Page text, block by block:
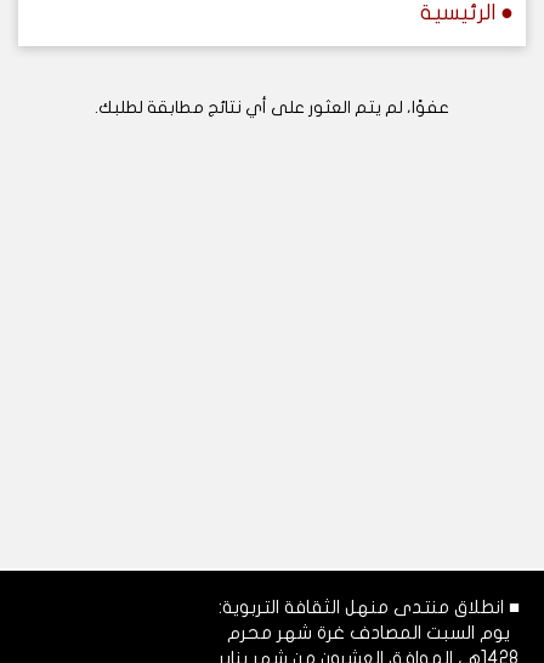
● الرئيسية
عفوًا، لم يتم العثور على أي نتائج مطابقة لطلبك.
■ انطلاق منتدى منهل الثقافة التربوية:
يوم السبت المصادف غرة شهر محرم
1428هـ، الموافق العشرون من شهر يناير